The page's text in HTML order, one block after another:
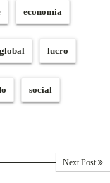
economia
global lucro
social
Next Post